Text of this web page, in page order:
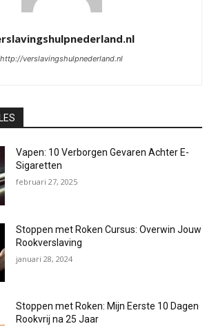
http://verslavingshulpnederland.nl
Vapen: 10 Verborgen Gevaren Achter E-
Sigaretten
februari 27, 2025
Stoppen met Roken Cursus: Overwin Jouw
Rookverslaving
januari 28, 2024
Stoppen met Roken: Mijn Eerste 10 Dagen
Rookvrij na 25 Jaar